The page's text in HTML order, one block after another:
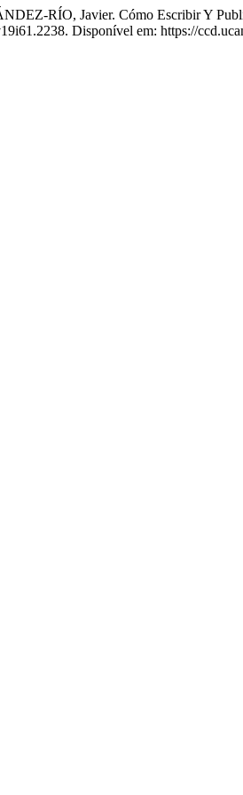
RÍO, Javier. Cómo Escribir Y
Disponível em: https://